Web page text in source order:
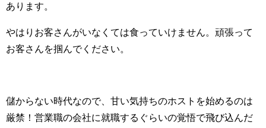
あります。
やはりお客さんがいなくては食っていけません。頑張って
お客さんを掴んでください。
儲からない時代なので、甘い気持ちのホストを始めるのは
厳禁！営業職の会社に就職するぐらいの覚悟で飛び込んだ